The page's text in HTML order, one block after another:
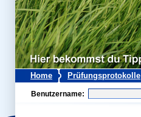
Home Prüfungsprotokolle
Benutzername: